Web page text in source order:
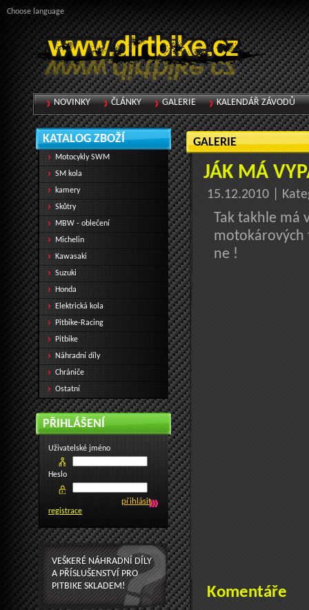
GALERIE
JÁK MÁ
15.12.2010 |
Tak takhle
motokárových
ne !
Komentáře
KATALOG ZBOŽÍ
Motocykly SWM
SM kola
kamery
Skůtry
MBW - oblečení
Michelin
Kawasaki
Suzuki
Honda
Elektrická kola
Pitbike-Racing
Pitbike
Náhradní díly
Chrániče
Ostatní
PŘIHLÁŠENÍ
Uživatelské jméno
Heslo
registrace
VEŠKERÉ NÁHRADNÍ DÍLY
A PŘÍSLUŠENSTVÍ PRO
PITBIKE SKLADEM!
NOVINKY ČLÁNKY GALERIE KALENDÁŘ ZÁVODŮ
Choose language